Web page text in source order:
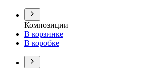
Композиции
В корзинке
В коробке